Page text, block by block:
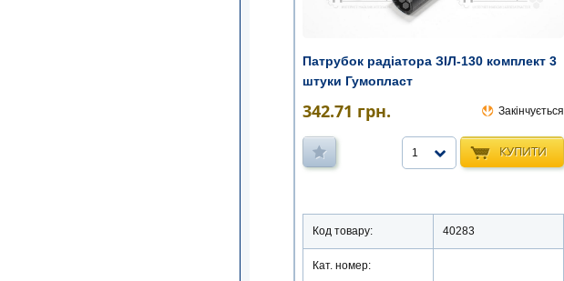
Патрубок радіатора ЗІЛ-130 комплект 3
штуки Гумопласт
342.71 грн. Закінчується
КУПИТИ
1
Код товару: 40283
Кат. номер: